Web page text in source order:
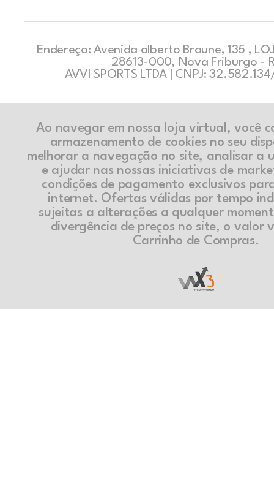
Endereço: Avenida alberto Braune, 135 ,
28613-000, Nova Friburgo -
AVVI SPORTS LTDA | CNPJ:
Ao navegar em nossa loja virtual, você
armazenamento de cookies no seu
melhorar a navegação no site, analisar a
e ajudar nas nossas iniciativas de
condições de pagamento exclusivos
internet. Ofertas válidas por tempo
sujeitas a alterações a qualquer
divergência de preços no site, o valor
Carrinho de Compras.